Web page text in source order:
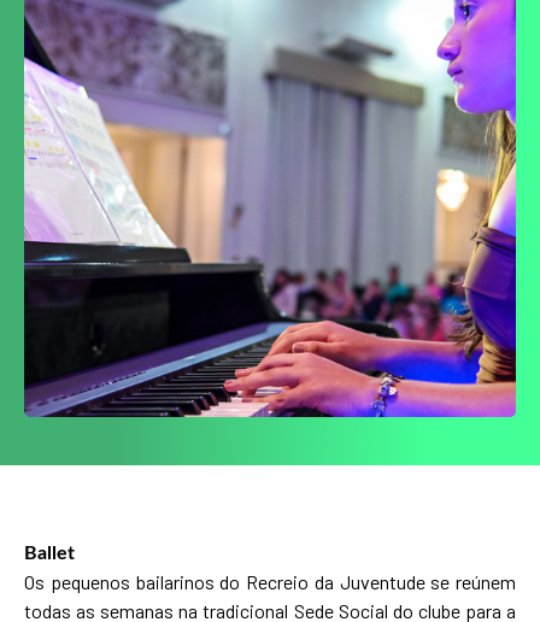
Ballet
Os pequenos bailarinos do Recreio da Juventude se reúnem
todas as semanas na tradicional Sede Social do clube para a